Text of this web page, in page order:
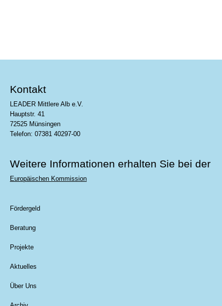
Kontakt
LEADER Mittlere Alb e.V.
Hauptstr. 41
72525 Münsingen
Telefon: 07381 40297-00
Weitere Informationen erhalten Sie bei der
Europäischen Kommission
Fördergeld
Beratung
Projekte
Aktuelles
Über Uns